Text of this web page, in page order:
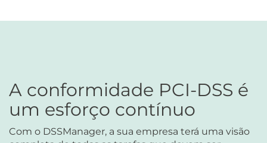
A conformidade PCI-DSS é
um esforço contínuo
Com o DSSManager, a sua empresa terá uma visão